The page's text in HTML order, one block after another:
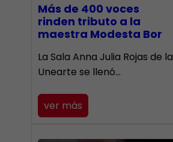
Más de 400 voces
rinden tributo a la
maestra Modesta Bor
​La Sala Anna Julia Rojas de la
Unearte se llenó…
ver más